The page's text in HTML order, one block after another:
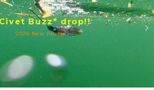
Buzz" drop!!
2026 New Product